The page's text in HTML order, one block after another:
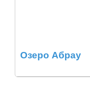
Озеро Абрау